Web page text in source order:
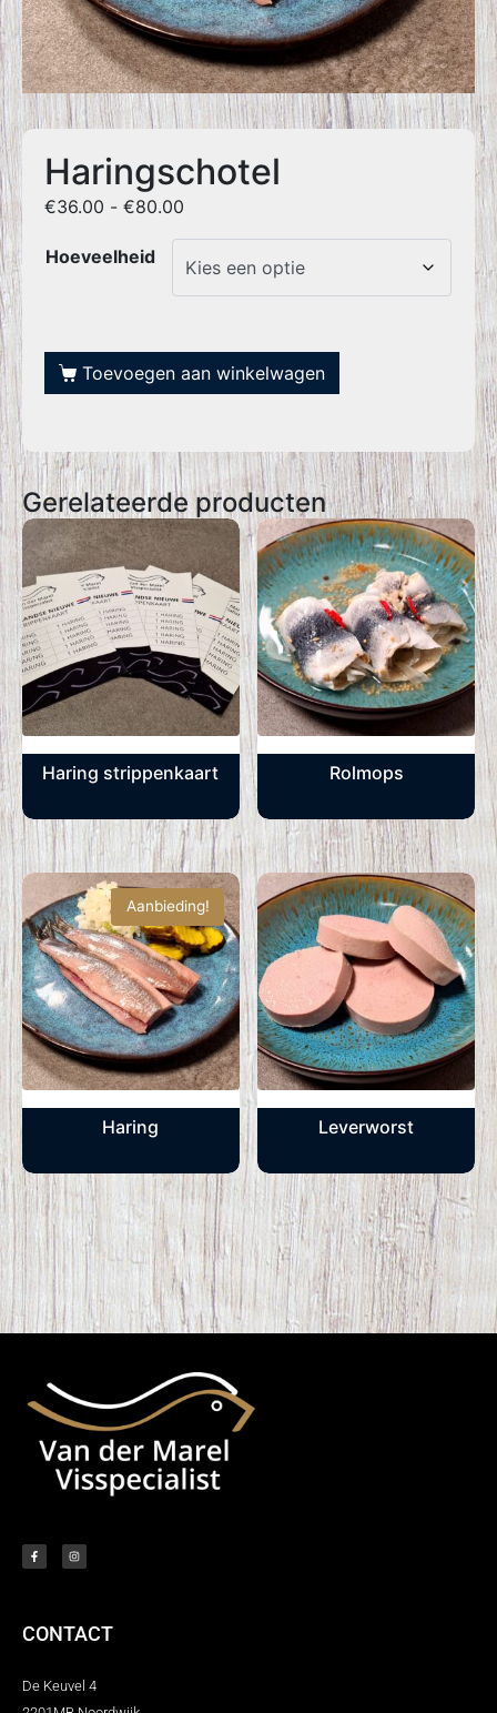
Haringschotel
€36.00 - €80.00
Hoeveelheid
Toevoegen aan winkelwagen
Gerelateerde producten
Haring strippenkaart Rolmops
Aanbieding!
Haring Leverworst
CONTACT
De Keuvel 4